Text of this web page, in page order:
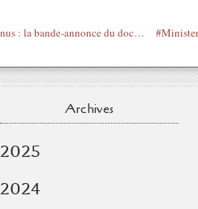
Bonus : la bande-annonce du doc sur le Standard de Liège
Archives
2025
2024